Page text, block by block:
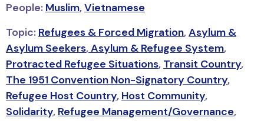
People: Muslim,Vietnamese
Topic: Refugees & Forced Migration,Asylum &
Asylum Seekers,Asylum & Refugee System,
Protracted Refugee Situations, Transit Country,
The 1951 Convention Non-Signatory Country,
Refugee Host Country, Host Community,
Solidarity, Refugee Management/Governance,